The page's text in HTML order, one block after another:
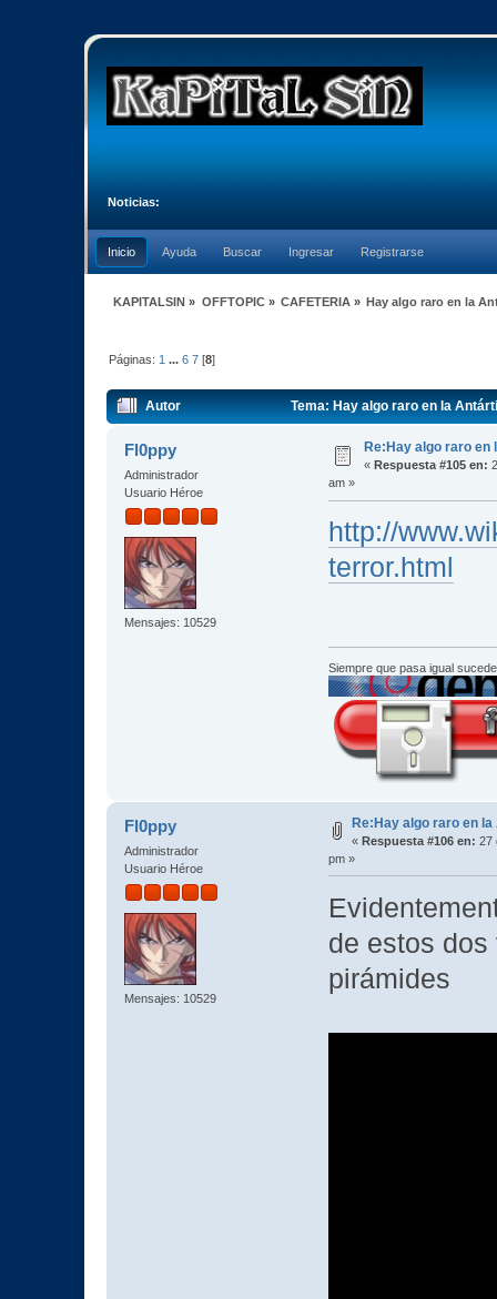
Noticias:
Inicio Ayuda Buscar Ingresar Registrarse
KAPITALSIN » OFFTOPIC» CAFETERIA» Hay algo raro en la
Páginas: 1 ...6 7 [8]
Autor Tema: Hay algo raro en la
Fl0ppy
Administrador
Usuario Héroe
Mensajes: 10529
Re:Hay algo raro en
« Respuesta #105 en:
am »
http://
terror.html
Siempre que pasa igual
Fl0ppy
Administrador
Usuario Héroe
Mensajes: 10529
Re:Hay algo raro en
« Respuesta #106 en: 27
pm »
de estos
pirámides